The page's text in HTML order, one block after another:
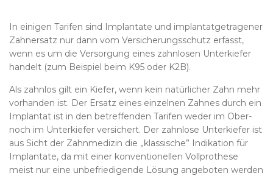
In einigen Tarifen sind Implantate und implantatgetragener
Zahnersatz nur dann vom Versicherungsschutz erfasst,
wenn es um die Versorgung eines zahnlosen Unterkiefer
handelt (zum Beispiel beim K95 oder K2B).
Als zahnlos gilt ein Kiefer, wenn kein natürlicher Zahn mehr
vorhanden ist. Der Ersatz eines einzelnen Zahnes durch ein
Implantat ist in den betreffenden Tarifen weder im Ober-
noch im Unterkiefer versichert. Der zahnlose Unterkiefer ist
aus Sicht der Zahnmedizin die „klassische” Indikation für
Implantate, da mit einer konventionellen Vollprothese
meist nur eine unbefriedigende Lösung angeboten werden